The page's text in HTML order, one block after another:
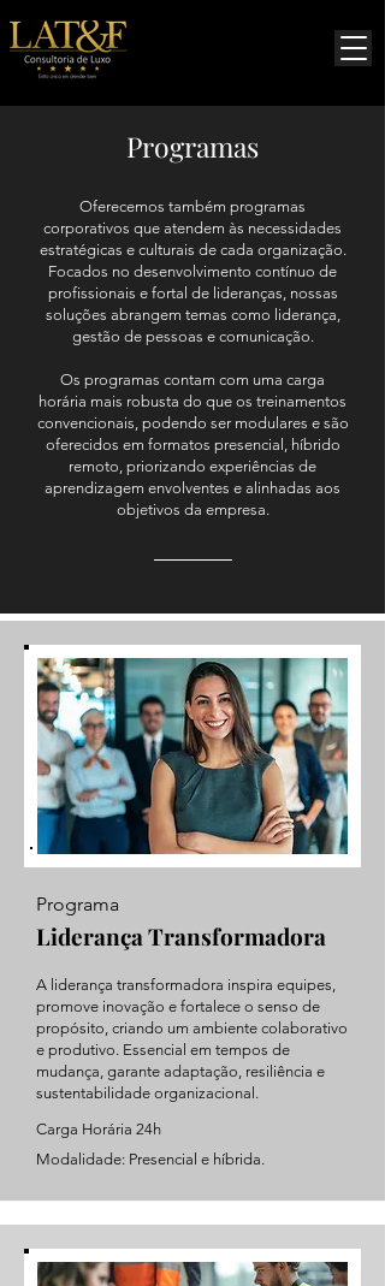
Programas
Oferecemos também programas
corporativos que atendem às necessidades
estratégicas e culturais de cada organização.
Focados no desenvolvimento contínuo de
profissionais e fortal de lideranças, nossas
soluções abrangem temas como liderança,
gestão de pessoas e comunicação.
Os programas contam com uma carga
horária mais robusta do que os treinamentos
convencionais, podendo ser modulares e são
oferecidos em formatos presencial, híbrido
remoto, priorizando experiências de
aprendizagem envolventes e alinhadas aos
objetivos da empresa.
Programa
Liderança Transformadora
A liderança transformadora inspira equipes,
promove inovação e fortalece o senso de
propósito, criando um ambiente colaborativo
e produtivo. Essencial em tempos de
mudança, garante adaptação, resiliência e
sustentabilidade organizacional.
Carga Horária 24h
Modalidade: Presencial e híbrida.